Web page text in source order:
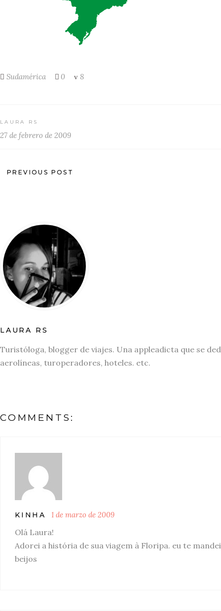
Sudamérica 0 8
LAURA RS
27 de febrero de 2009
PREVIOUS POST
LAURA RS
Turistóloga, blogger de viajes. Una appleadicta que se
aerolíneas, turoperadores, hoteles. etc.
COMMENTS:
KINHA 1 de marzo de 2009
Olá Laura!
Adorei a história de sua viagem à Floripa. eu te
beijos